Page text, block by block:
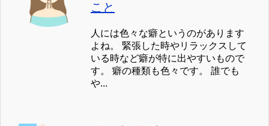
こと
人には色々な癖というのがあります
よね。 緊張した時やリラックスして
いる時など癖が特に出やすいもので
す。 癖の種類も色々です。 誰でも
や...